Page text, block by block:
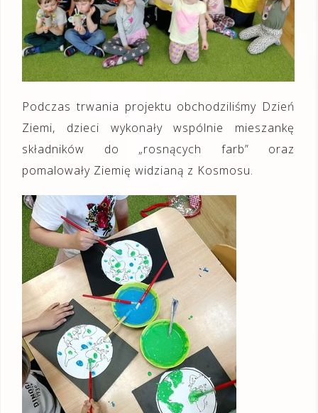
Podczas trwania projektu obchodziliśmy Dzień
Ziemi, dzieci wykonały wspólnie mieszankę
składników do „rosnących farb” oraz
pomalowały Ziemię widzianą z Kosmosu.